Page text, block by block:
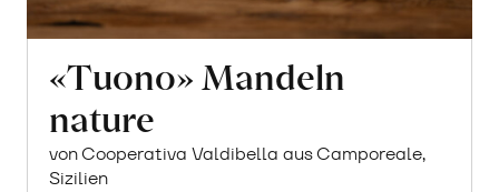
«Tuono» Mandeln
nature
von Cooperativa Valdibella aus Camporeale,
Sizilien